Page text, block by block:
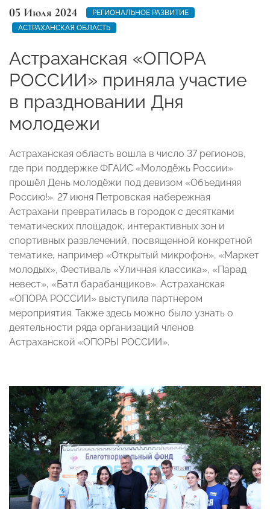
05 Июля 2024
РЕГИОНАЛЬНОЕ РАЗВИТИЕ
АСТРАХАНСКАЯ ОБЛАСТЬ
Астраханская «ОПОРА
РОССИИ» приняла участие
в праздновании Дня
молодежи
Астраханская область вошла в число 37 регионов,
где при поддержке ФГАИС «Молодёжь России»
прошёл День молодёжи под девизом «Объединяя
Россию!». 27 июня Петровская набережная
Астрахани превратилась в городок с десятками
тематических площадок, интерактивных зон и
спортивных развлечений, посвященной конкретной
тематике, например «Открытый микрофон», «Маркет
молодых», Фестиваль «Уличная классика», «Парад
невест», «Батл барабанщиков». Астраханская
«ОПОРА РОССИИ» выступила партнером
мероприятия. Также здесь можно было узнать о
деятельности ряда организаций членов
Астраханской «ОПОРЫ РОССИИ».